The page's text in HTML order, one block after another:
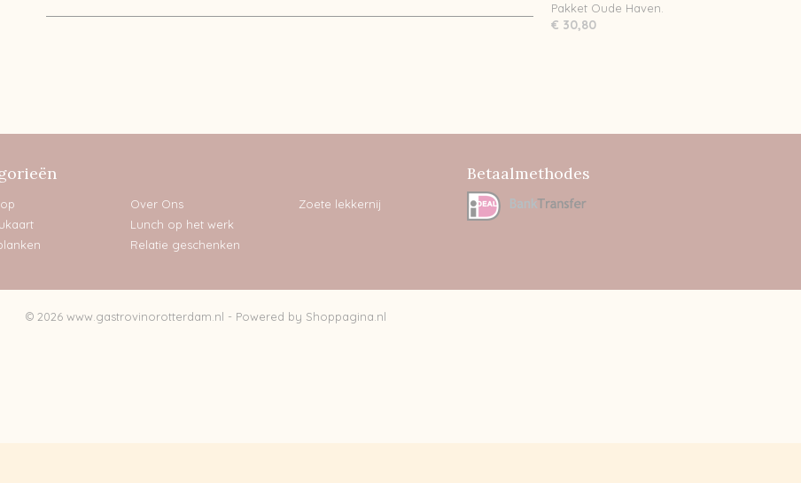
Pakket Oude Haven.
€ 30,80
Over Ons
Lunch op het werk
Relatie geschenken
Zoete lekkernij
Betaalmethodes
© 2026 www.gastrovinorotterdam.nl - Powered by Shoppagina.nl